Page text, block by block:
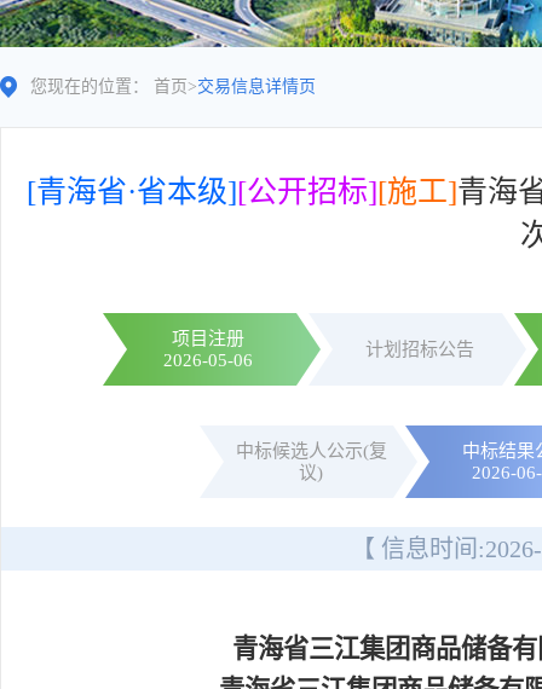
您现在的位置： 首页 >交易信息详情页
[青海省·省本级][公开招标][施工]青海
项目注册
2026-05-06
计划招标公告
中标候选人公示(复
议)
中标结果
2026-
【 信息时间:
青海省三江集团商品储备